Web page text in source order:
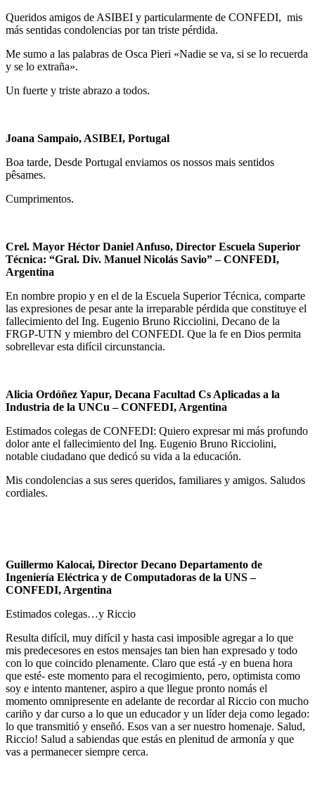
Queridos amigos de ASIBEI y particularmente de CONFEDI, mis
más sentidas condolencias por tan triste pérdida.
Me sumo a las palabras de Osca Pieri «Nadie se va, si se lo recuerda
y se lo extraña».
Un fuerte y triste abrazo a todos.
Joana Sampaio, ASIBEI, Portugal
Boa tarde, Desde Portugal enviamos os nossos mais sentidos
pêsames.
Cumprimentos.
Crel. Mayor Héctor Daniel Anfuso, Director Escuela Superior
Técnica: “Gral. Div. Manuel Nicolás Savio” – CONFEDI,
Argentina
En nombre propio y en el de la Escuela Superior Técnica, comparte
las expresiones de pesar ante la irreparable pérdida que constituye el
fallecimiento del Ing. Eugenio Bruno Ricciolini, Decano de la
FRGP-UTN y miembro del CONFEDI. Que la fe en Dios permita
sobrellevar esta difícil circunstancia.
Alicia Ordóñez Yapur, Decana Facultad Cs Aplicadas a la
Industria de la UNCu – CONFEDI, Argentina
Estimados colegas de CONFEDI: Quiero expresar mi más profundo
dolor ante el fallecimiento del Ing. Eugenio Bruno Ricciolini,
notable ciudadano que dedicó su vida a la educación.
Mis condolencias a sus seres queridos, familiares y amigos. Saludos
cordiales.
Guillermo Kalocai, Director Decano Departamento de
Ingeniería Eléctrica y de Computadoras de la UNS –
CONFEDI, Argentina
Estimados colegas…y Riccio
Resulta difícil, muy difícil y hasta casi imposible agregar a lo que
mis predecesores en estos mensajes tan bien han expresado y todo
con lo que coincido plenamente. Claro que está -y en buena hora
que esté- este momento para el recogimiento, pero, optimista como
soy e intento mantener, aspiro a que llegue pronto nomás el
momento omnipresente en adelante de recordar al Riccio con mucho
cariño y dar curso a lo que un educador y un líder deja como legado:
lo que transmitió y enseñó. Esos van a ser nuestro homenaje. Salud,
Riccio! Salud a sabiendas que estás en plenitud de armonía y que
vas a permanecer siempre cerca.